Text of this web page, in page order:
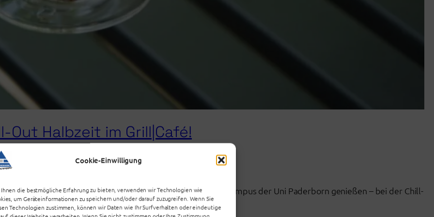
Cookie-Einwilligung
Ihnen die bestmögliche Erfahrung zu bieten, verwenden wir Technologien wie
um Geräteinformationen zu speichern und/oder darauf zuzugreifen. Wenn Sie
Technologien zustimmen, können wir Daten wie Ihr Surfverhalten oder eindeutige
Halbzeit im Grill|Café!
ansteht, möchten wir mit Dir den Sommer am Campus der Uni Paderborn genießen – bei der Chill-